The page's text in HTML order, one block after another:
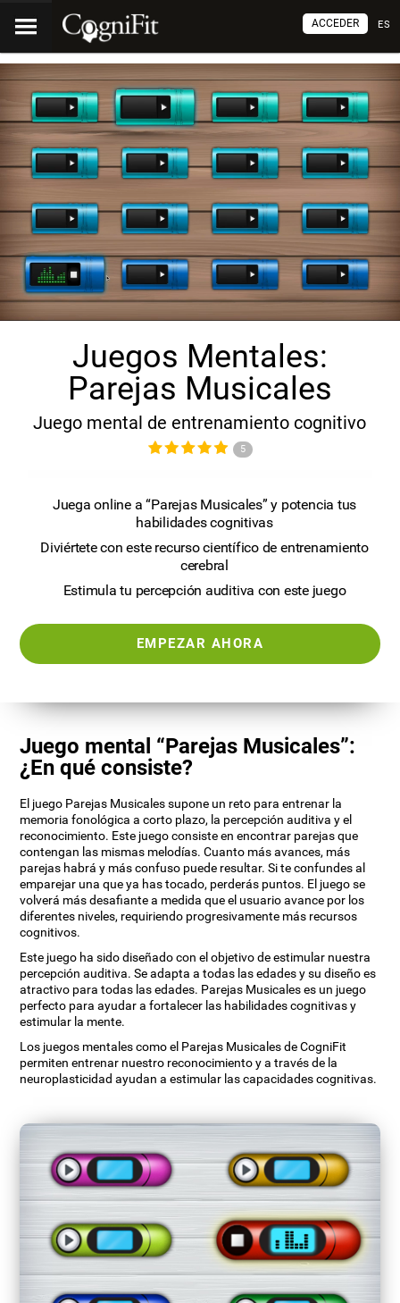
ES
ACCEDER
Juegos Mentales:
Parejas Musicales
Juego mental de entrenamiento cognitivo
5
Juega online a “Parejas Musicales” y potencia tus
habilidades cognitivas
Diviértete con este recurso científico de entrenamiento
cerebral
Estimula tu percepción auditiva con este juego
EMPEZAR AHORA
Juego mental “Parejas Musicales”:
¿En qué consiste?
El juego Parejas Musicales supone un reto para entrenar la
memoria fonológica a corto plazo, la percepción auditiva y el
reconocimiento. Este juego consiste en encontrar parejas que
contengan las mismas melodías. Cuanto más avances, más
parejas habrá y más confuso puede resultar. Si te confundes al
emparejar una que ya has tocado, perderás puntos. El juego se
volverá más desafiante a medida que el usuario avance por los
diferentes niveles, requiriendo progresivamente más recursos
cognitivos.
Este juego ha sido diseñado con el objetivo de estimular nuestra
percepción auditiva. Se adapta a todas las edades y su diseño es
atractivo para todas las edades. Parejas Musicales es un juego
perfecto para ayudar a fortalecer las habilidades cognitivas y
estimular la mente.
Los juegos mentales como el Parejas Musicales de CogniFit
permiten entrenar nuestro reconocimiento y a través de la
neuroplasticidad ayudan a estimular las capacidades cognitivas.